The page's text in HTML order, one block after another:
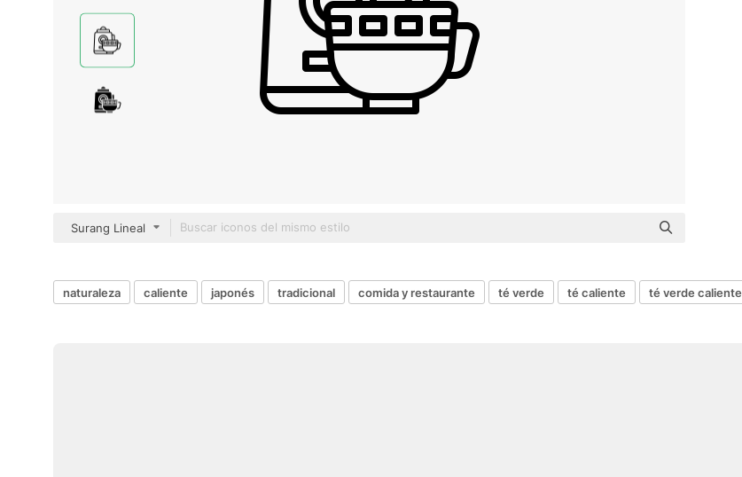
Surang Lineal
naturaleza caliente japonés tradicional comida y restaurante té verde té caliente té verde caliente